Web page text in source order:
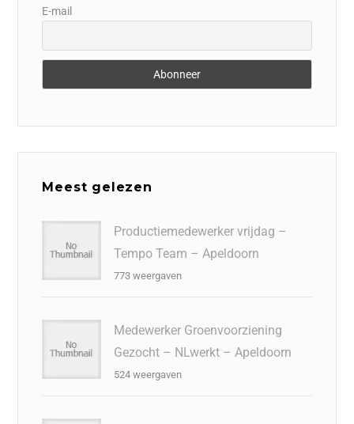
E-mail
Meest gelezen
Productiemedewerker vrijdag –
Tempo Team – Apeldoorn
773 weergaven
Medewerker Groenvoorziening
Gezocht – NLwerkt – Apeldoorn
524 weergaven